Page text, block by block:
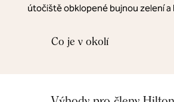
útočiště obklopené bujnou zelení
Co je v okolí